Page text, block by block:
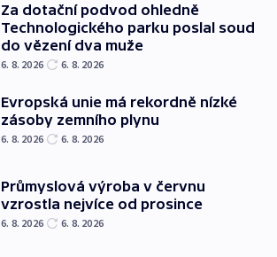
Za dotační podvod ohledně
Technologického parku poslal soud
do vězení dva muže
6. 8. 2026 6. 8. 2026
Evropská unie má rekordně nízké
zásoby zemního plynu
6. 8. 2026 6. 8. 2026
Průmyslová výroba v červnu
vzrostla nejvíce od prosince
6. 8. 2026 6. 8. 2026